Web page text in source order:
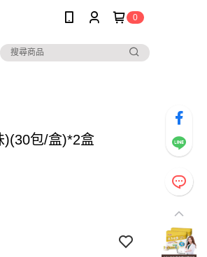
0
)(30包/盒)*2盒